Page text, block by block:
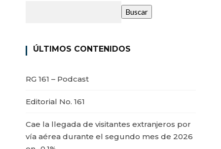
Buscar
ÚLTIMOS CONTENIDOS
RG 161 – Podcast
Editorial No. 161
Cae la llegada de visitantes extranjeros por
vía aérea durante el segundo mes de 2026